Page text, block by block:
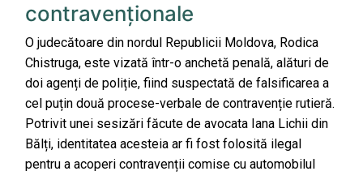
contravenționale
O judecătoare din nordul Republicii Moldova, Rodica
Chistruga, este vizată într-o anchetă penală, alături de
doi agenți de poliție, fiind suspectată de falsificarea a
cel puțin două procese-verbale de contravenție rutieră.
Potrivit unei sesizări făcute de avocata Iana Lichii din
Bălți, identitatea acesteia ar fi fost folosită ilegal
pentru a acoperi contravenții comise cu automobilul